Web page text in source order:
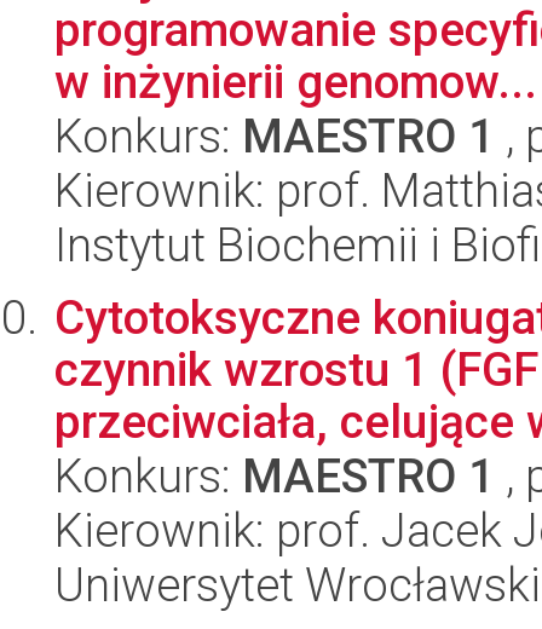
programowanie
w inżynierii genomow...
Konkurs: MAESTRO 1 ,
Kierownik: prof.
Instytut Biochemii i
Cytotoksyczne
czynnik wzrostu 1
przeciwciała, celujące
Konkurs: MAESTRO 1 ,
Kierownik: prof. Jacek
Uniwersytet